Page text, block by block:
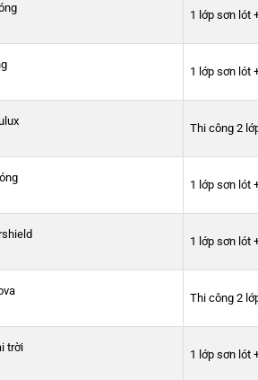
1 lớp sơn lót
1 lớp sơn lót
Thi công 2
1 lớp sơn lót
1 lớp sơn lót
Thi công 2
trời
1 lớp sơn lót